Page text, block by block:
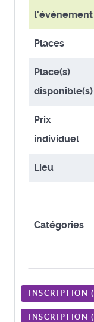
l'événement
Places
Place(s)
disponible(s)
Prix
individuel
Lieu
Catégories
INSCRIPTION (
INSCRIPTION (